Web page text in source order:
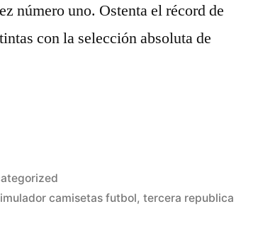
número uno. Ostenta el récord de
con la selección absoluta de
camisetas futbol,tercera republica